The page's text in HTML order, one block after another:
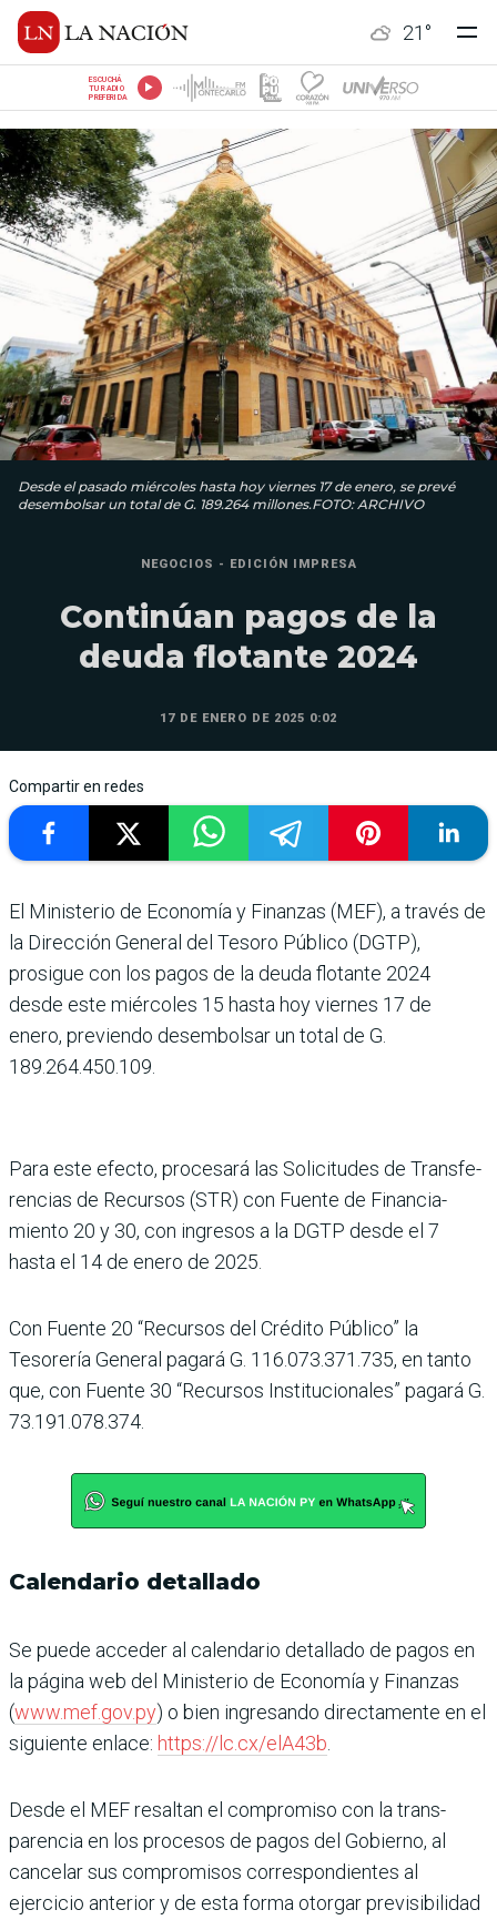
21 °
ESCUCHÁ
TU RADIO
PREFERIDA
Desde el pasado miércoles hasta hoy viernes 17 de enero, se prevé
desembolsar un total de G. 189.264 millones.FOTO: ARCHIVO
NEGOCIOS - EDICIÓN IMPRESA
Continúan pagos de la
deuda flotante 2024
17 DE ENERO DE 2025 0:02
Compartir en redes
El Ministerio de Economía y Finanzas (MEF), a tra­vés de
la Dirección General del Tesoro Público (DGTP),
prosigue con los pagos de la deuda flotante 2024
desde este miércoles 15 hasta hoy viernes 17 de
enero, pre­viendo desembolsar un total de G.
189.264.450.109.
Para este efecto, procesará las Solicitudes de Transfe­
rencias de Recursos (STR) con Fuente de Financia­
miento 20 y 30, con ingresos a la DGTP desde el 7
hasta el 14 de enero de 2025.
Con Fuente 20 “Recur­sos del Crédito Público” la
Tesorería General pagará G. 116.073.371.735, en tanto
que, con Fuente 30 “Recur­sos Institucionales” pagará G.
73.191.078.374.
Calendario detallado
Se puede acceder al calen­dario detallado de pagos en
la página web del Ministe­rio de Economía y Finan­zas
(www.mef.gov.py) o bien ingresando directamente en el
siguiente enlace: https://lc.cx/elA43b
Desde el MEF resaltan el compromiso con la trans­
parencia en los procesos de pagos del Gobierno, al
cance­lar sus compromisos corres­pondientes al
ejercicio ante­rior y de esta forma otorgar previsibilidad